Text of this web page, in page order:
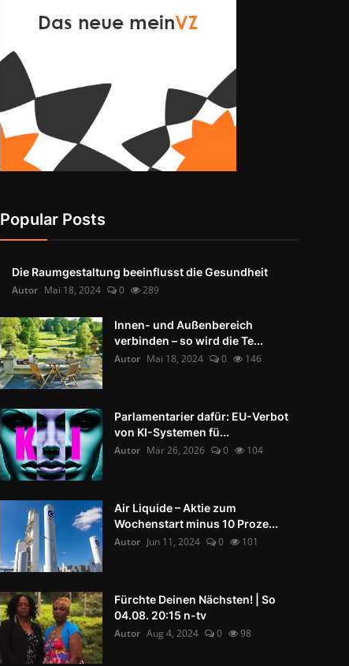
Popular Posts
Die Raumgestaltung beeinflusst die Gesundheit
Autor Mai 18, 2024 0 289
Innen- und Außenbereich
verbinden – so wird die Te...
Autor Mai 18, 2024 0 146
Parlamentarier dafür: EU-Verbot
von KI-Systemen fü...
Autor Mär 26, 2026 0 104
Air Liquide – Aktie zum
Wochenstart minus 10 Proze...
Autor Jun 11, 2024 0 101
Fürchte Deinen Nächsten! | So
04.08. 20:15 n-tv
Autor Aug 4, 2024 0 98